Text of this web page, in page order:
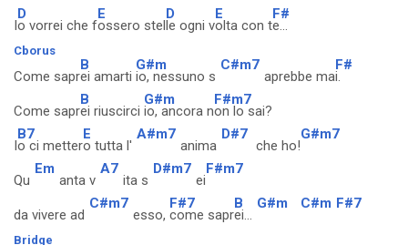
I
D
o vorrei che f
E
ossero stel
D
le ogni v
E
olta con t
F#
e...
Cborus
Come sapr
B
ei amarti
G#m
io, nessuno s
C#m7
aprebbe ma
F#
i.
Come sapr
B
ei riuscirci
G#m
io, ancora n
F#m7
on lo sai?
I
B7
o ci metter
E
o tutta l'
A#m7
anima
D#7
che ho!
G#m7
Qu
Em
anta v
A7
ita s
D#m7
ei
F#m7
da vivere ad
C#m7
esso,
F#7
come sapr
B
ei...
G#m C#m F#7
Bridge